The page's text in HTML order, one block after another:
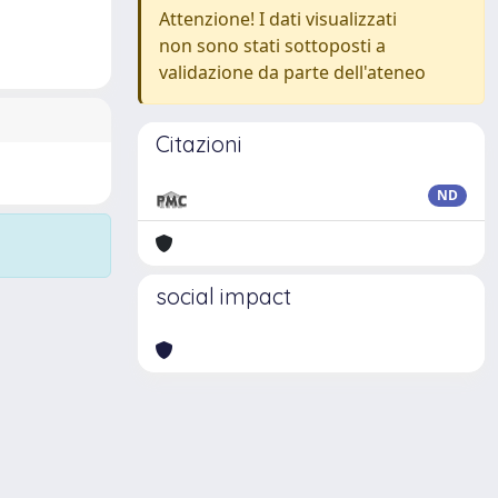
Attenzione! I dati visualizzati
non sono stati sottoposti a
validazione da parte dell'ateneo
Citazioni
ND
social impact